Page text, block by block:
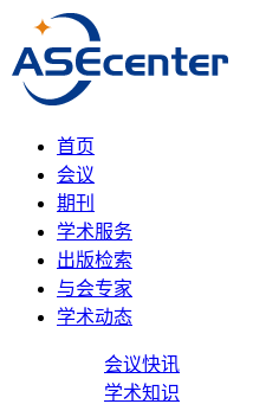
首页
会议
期刊
学术服务
出版检索
与会专家
学术动态
会议快讯
学术知识